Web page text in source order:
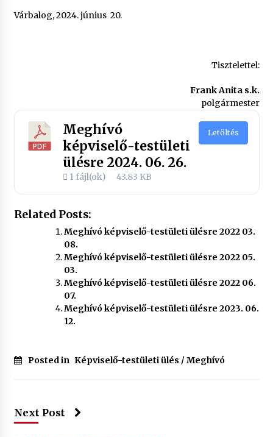
Várbalog, 2024. június 20.
Tisztelettel:
Frank Anita s.k.
polgármester
Meghívó
képviselő-testületi
ülésre 2024. 06. 26.
1 fájl(ok) 43.83 KB
Letöltés
Related Posts:
Meghívó képviselő-testületi ülésre 2022 03.
08.
Meghívó képviselő-testületi ülésre 2022 05.
03.
Meghívó képviselő-testületi ülésre 2022 06.
07.
Meghívó képviselő-testületi ülésre 2023. 06.
12.
Posted in Képviselő-testületi ülés / Meghívó
Next Post